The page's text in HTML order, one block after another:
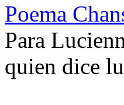
Poema
Para
quien dice